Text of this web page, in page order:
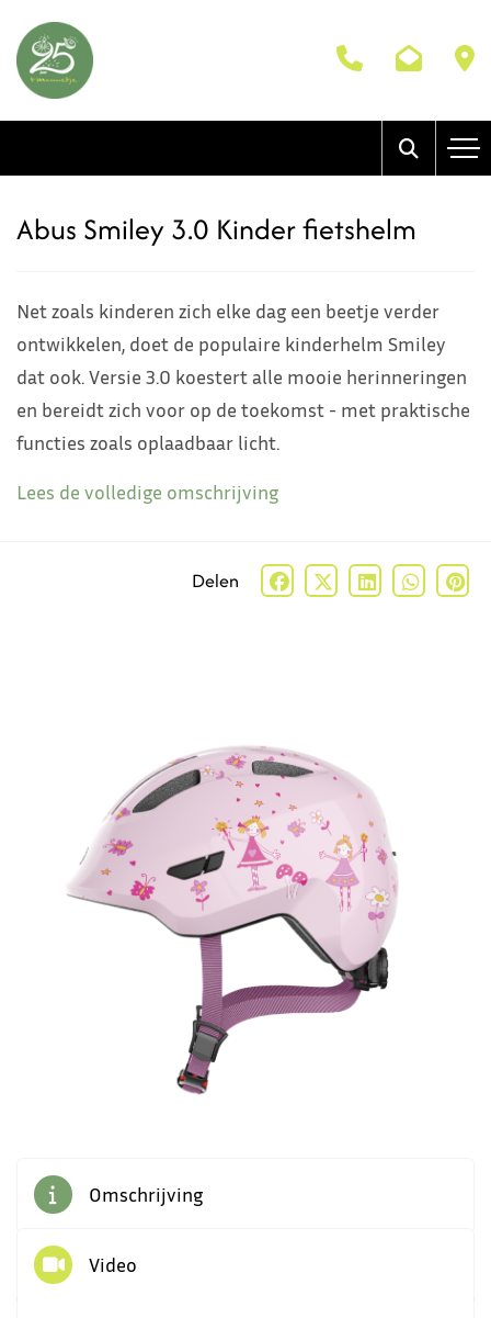
Abus Smiley 3.0 Kinder fietshelm
Net zoals kinderen zich elke dag een beetje verder
ontwikkelen, doet de populaire kinderhelm Smiley
dat ook. Versie 3.0 koestert alle mooie herinneringen
en bereidt zich voor op de toekomst - met praktische
functies zoals oplaadbaar licht.
Lees de volledige omschrijving
Delen
Omschrijving
Video